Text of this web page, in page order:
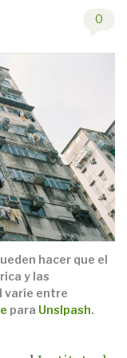
0
hacer que el
y las
varíe entre
para Unslpash.